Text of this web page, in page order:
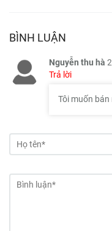
BÌNH LUẬN
Nguyễn thu hà
Trả lời
Tôi muốn